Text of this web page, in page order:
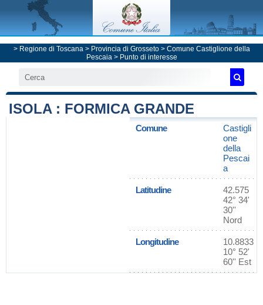
> Regione di Toscana> Provincia di Grosseto> Comune Castiglione della
Pescaia> Punto di interesse
ISOLA : FORMICA GRANDE
Comune
Castigli
one
della
Pescai
a
Latitudine
42.575
42° 34'
30''
Nord
Longitudine
10.8833
10° 52'
60'' Est